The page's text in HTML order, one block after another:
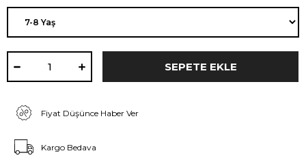
Fiyat Düşünce Haber Ver
Kargo Bedava